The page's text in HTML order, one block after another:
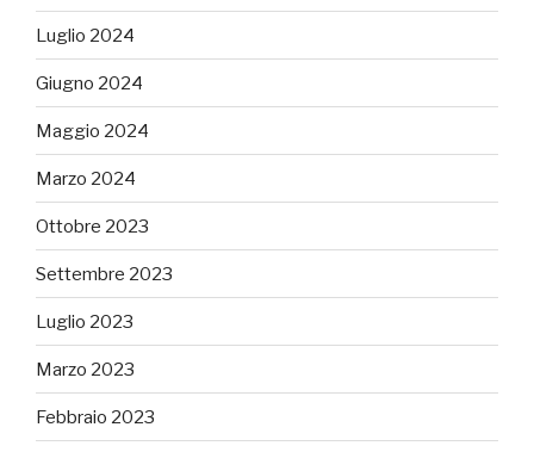
Luglio 2024
Giugno 2024
Maggio 2024
Marzo 2024
Ottobre 2023
Settembre 2023
Luglio 2023
Marzo 2023
Febbraio 2023